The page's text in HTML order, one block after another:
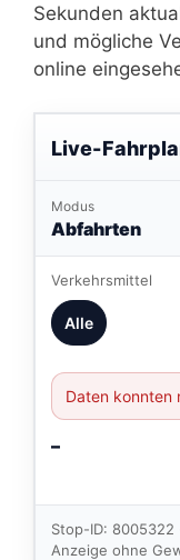
Sekunden
und mögliche
online
Live-
Modus
Abfahrten
Verkehrsmittel
Alle
Daten konnten
–
Stop-ID: 8005322
Anzeige ohne